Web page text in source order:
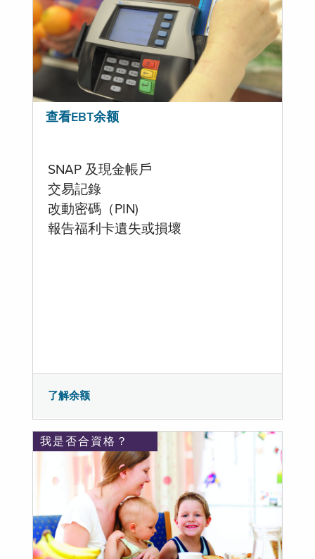
查看EBT余额
SNAP 及現金帳戶
交易記錄
改動密碼（PIN)
報告福利卡遺失或損壞
了解余额
我是否合資格？